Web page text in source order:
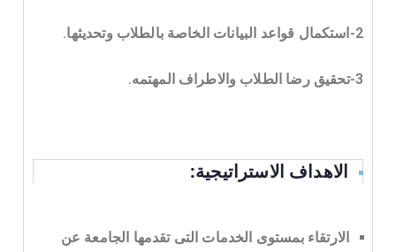
2-استكمال قواعد البيانات الخاصة بالطلاب وتحديثها.
3-تحقيق رضا الطلاب والاطراف المهتمه.
الاهداف الاستراتيجية:
الارتقاء بمستوى الخدمات التى تقدمها الجامعة عن